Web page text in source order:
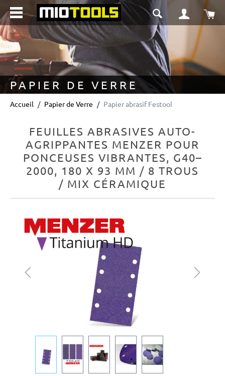
principal
PAPIER DE VERRE
Accueil Papier de Verre Papier abrasif Festool
FEUILLES ABRASIVES AUTO-
AGRIPPANTES MENZER POUR
PONCEUSES VIBRANTES, G40–
2000, 180 X 93 MM / 8 TROUS
/ MIX CÉRAMIQUE
Ignorer la galerie d'images